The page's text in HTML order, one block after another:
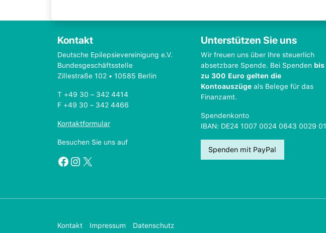
Kontakt
Deutsche Epilepsievereinigung e.V.
Bundesgeschäftsstelle
Zillestraße 102 • 10585 Berlin
T +49 30 – 342 4414
F +49 30 – 342 4466
Kontaktformular
Besuchen Sie uns auf
Facebook
Instagram
X
Unterstützen Sie uns
Wir freuen uns über Ihre steuerlich
absetzbare Spende. Bei Spenden bis
zu 300 Euro gelten die
Kontoauszüge als Belege für das
Finanzamt.
Spendenkonto
IBAN: DE24 1007 0024 0643 0029 01
Spenden mit PayPal
Kontakt Impressum Datenschutz